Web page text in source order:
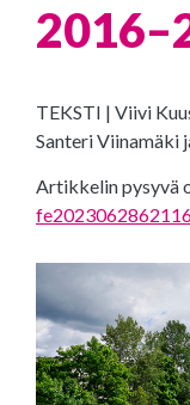
TEKSTI | Viivi
Santeri Viinamäki
Artikkelin pysyvä